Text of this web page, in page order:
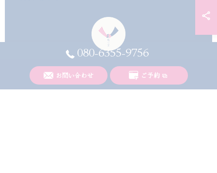
080-6355-9756
お問い合わせ ご予約
© 2026 富山県南砺市の整体なら結心堂 ALL RIGHTS RESERVED.